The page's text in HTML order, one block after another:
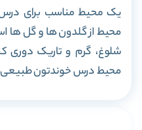
یک محیط مناسب برای درس
محیط از گلدون ها و گل ها
شلوغ، گرم و تاریک دوری
محیط درس خوندتون طبیعی